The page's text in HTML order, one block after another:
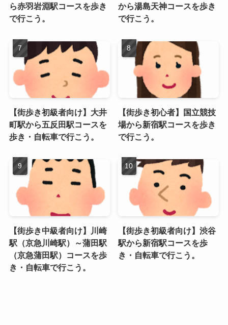
ら赤羽岩淵駅コースを歩き
で行こう。
から湯島天神コースを歩き
で行こう。
【街歩き初級者向け】大井
町駅から五反田駅コースを
歩き・自転車で行こう。
【街歩き初心者】国立競技
場から新宿駅コースを歩き
で行こう。
【街歩き中級者向け】川崎
駅（京急川崎駅）～蒲田駅
（京急蒲田駅）コースを歩
き・自転車で行こう。
【街歩き初級者向け】渋谷
駅から新宿駅コースを歩
き・自転車で行こう。